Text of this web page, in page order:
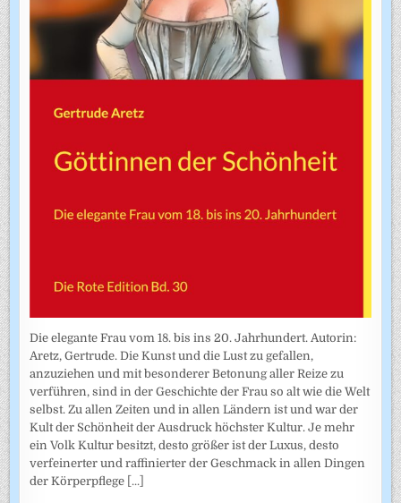
Die elegante Frau vom 18. bis ins 20. Jahrhundert. Autorin:
Aretz, Gertrude. Die Kunst und die Lust zu gefallen,
anzuziehen und mit besonderer Betonung aller Reize zu
verführen, sind in der Geschichte der Frau so alt wie die Welt
selbst. Zu allen Zeiten und in allen Ländern ist und war der
Kult der Schönheit der Ausdruck höchster Kultur. Je mehr
ein Volk Kultur besitzt, desto größer ist der Luxus, desto
verfeinerter und raffinierter der Geschmack in allen Dingen
der Körperpflege [...]